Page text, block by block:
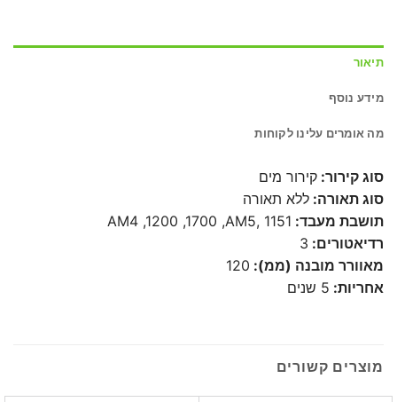
תיאור
מידע נוסף
מה אומרים עלינו לקוחות
סוג קירור: קירור מים
סוג תאורה: ללא תאורה
תושבת מעבד: 1151 ,AM4 ,1200 ,1700 ,AM5
רדיאטורים: 3
מאוורר מובנה (ממ): 120
אחריות: 5 שנים
מוצרים קשורים